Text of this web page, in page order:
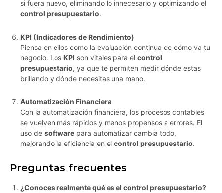
si fuera nuevo, eliminando lo innecesario y optimizando el
control presupuestario.
KPI (Indicadores de Rendimiento)
Piensa en ellos como la evaluación continua de cómo va tu
negocio. Los KPI son vitales para el control
presupuestario, ya que te permiten medir dónde estas
brillando y dónde necesitas una mano.
Automatización Financiera
Con la automatización financiera, los procesos contables
se vuelven más rápidos y menos propensos a errores. El
uso de software para automatizar cambia todo,
mejorando la eficiencia en el control presupuestario.
Preguntas frecuentes
¿Conoces realmente qué es el control presupuestario?